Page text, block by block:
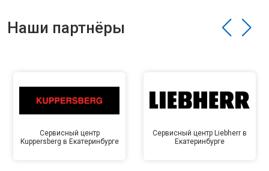
Наши партнёры
Сервисный центр
Kuppersberg в Екатеринбурге
Сервисный центр Liebherr в
Екатеринбурге